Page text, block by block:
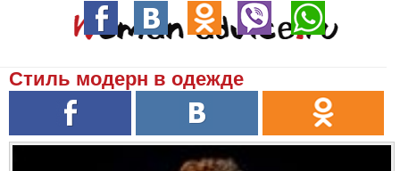
Стиль модерн в одежде